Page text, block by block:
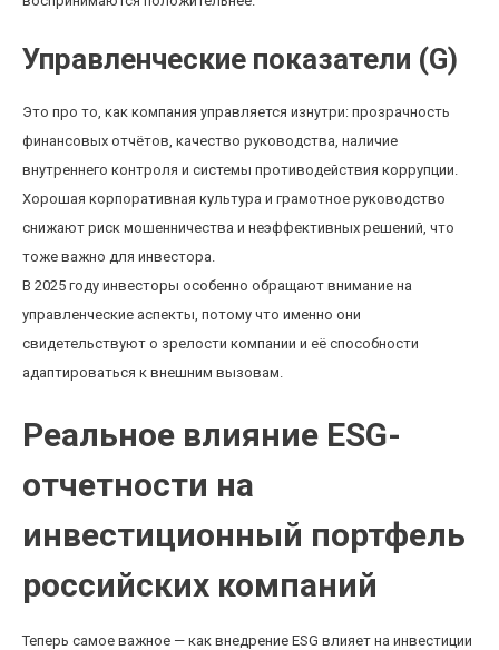
Управленческие показатели (G)
Это про то, как компания управляется изнутри: прозрачность
финансовых отчётов, качество руководства, наличие
внутреннего контроля и системы противодействия коррупции.
Хорошая корпоративная культура и грамотное руководство
снижают риск мошенничества и неэффективных решений, что
тоже важно для инвестора.
В 2025 году инвесторы особенно обращают внимание на
управленческие аспекты, потому что именно они
свидетельствуют о зрелости компании и её способности
адаптироваться к внешним вызовам.
Реальное влияние ESG-
отчетности на
инвестиционный портфель
российских компаний
Теперь самое важное — как внедрение ESG влияет на инвестиции